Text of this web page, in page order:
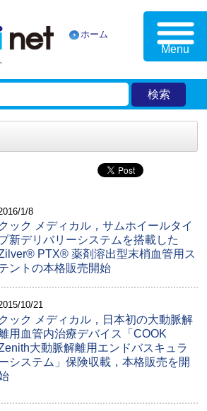
ホーム
Menu
1/8
クック メディカル，サムホイールタイ
新デリバリーシステムを搭載した
PTX® 薬剤溶出型末梢血管用ス
ントの本格販売開始
10/21
クック メディカル，日本初の大動脈解
用血管内治療デバイス「COOK
大動脈解離用エンドバスキュラ
システム」保険収載，本格販売を開